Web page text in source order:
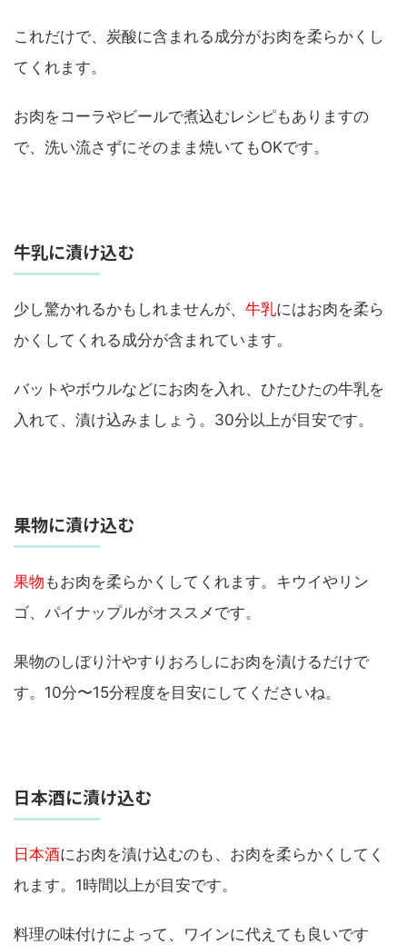
これだけで、炭酸に含まれる成分がお肉を柔らかくし
てくれます。
お肉をコーラやビールで煮込むレシピもありますの
で、洗い流さずにそのまま焼いてもOKです。
牛乳に漬け込む
少し驚かれるかもしれませんが、 牛乳にはお肉を柔ら
かくしてくれる成分が含まれています。
バットやボウルなどにお肉を入れ、ひたひたの牛乳を
入れて、漬け込みましょう。30分以上が目安です。
果物に漬け込む
果物 もお肉を柔らかくしてくれます。キウイやリン
ゴ、パイナップルがオススメです。
果物のしぼり汁やすりおろしにお肉を漬けるだけで
す。10分〜15分程度を目安にしてくださいね。
日本酒に漬け込む
日本酒にお肉を漬け込むのも、お肉を柔らかくしてく
れます。1時間以上が目安です。
料理の味付けによって、ワインに代えても良いです